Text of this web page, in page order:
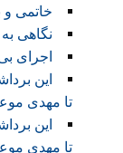
خاتمی و
نگاهی
اجرای
این
تا مهدی
این
تا مهدی